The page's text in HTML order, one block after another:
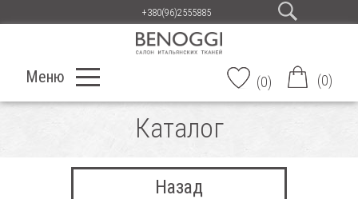
+380(96)2555885
Меню (0) (0)
Каталог
Назад